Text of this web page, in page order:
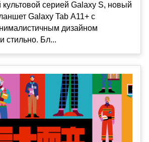
серией Galaxy S, новый
Galaxy Tab A11+ с
дизайном
стильно. Бл...